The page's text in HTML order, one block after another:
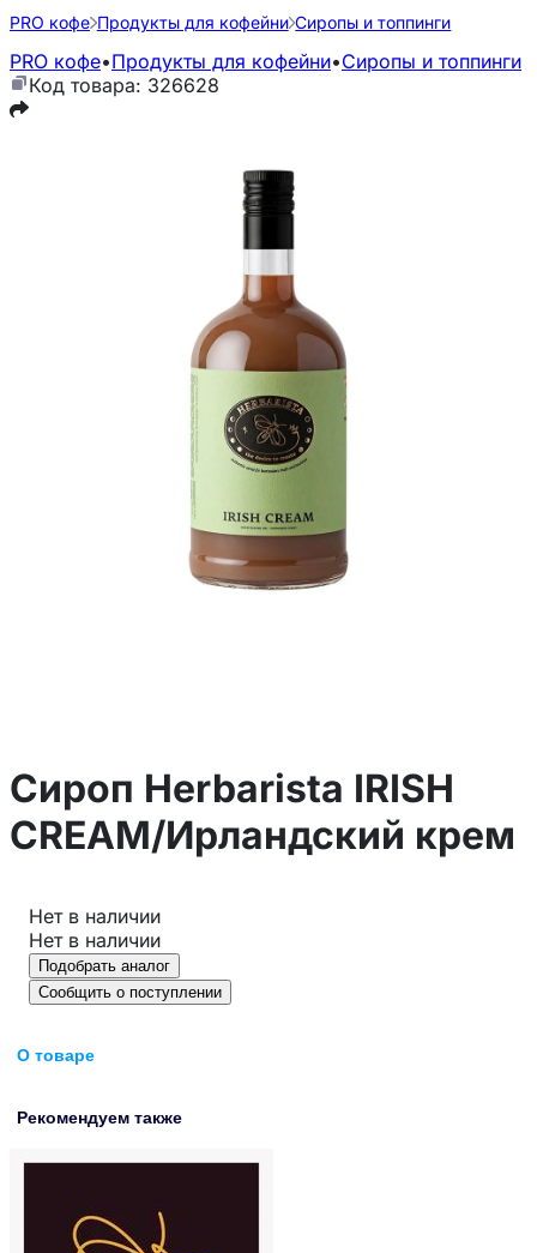
PRO кофе Продукты для кофейни Сиропы и топпинги
PRO кофе•Продукты для кофейни•Сиропы и топпинги
Код товара: 326628
Сироп Herbarista IRISH
CREAM/Ирландский крем
Нет в наличии
Нет в наличии
Подобрать аналог
Сообщить о поступлении
О товаре
Рекомендуем также